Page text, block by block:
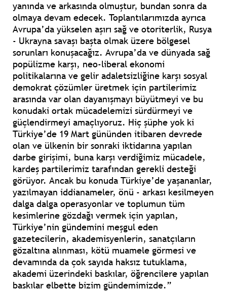
yanında ve arkasında olmuştur, bundan sonra da
olmaya devam edecek. Toplantılarımızda ayrıca
Avrupa’da yükselen aşırı sağ ve otoriterlik, Rusya
- Ukrayna savaşı başta olmak üzere bölgesel
sorunları konuşacağız. Avrupa’da ve dünyada sağ
popülizme karşı, neo-liberal ekonomi
politikalarına ve gelir adaletsizliğine karşı sosyal
demokrat çözümler üretmek için partilerimiz
arasında var olan dayanışmayı büyütmeyi ve bu
konudaki ortak mücadelemizi sürdürmeyi ve
güçlendirmeyi amaçlıyoruz. Hiç şüphe yok ki
Türkiye’de 19 Mart gününden itibaren devrede
olan ve ülkenin bir sonraki iktidarına yapılan
darbe girişimi, buna karşı verdiğimiz mücadele,
kardeş partilerimiz tarafından gerekli desteği
görüyor. Ancak bu konuda Türkiye’de yaşananlar,
yazılmayan iddianameler, önü - arkası kesilmeyen
dalga dalga operasyonlar ve toplumun tüm
kesimlerine gözdağı vermek için yapılan,
Türkiye’nin gündemini meşgul eden
gazetecilerin, akademisyenlerin, sanatçıların
gözaltına alınması, kötü muamele görmesi ve
devamında da çok sayıda haksız tutuklama,
akademi üzerindeki baskılar, öğrencilere yapılan
baskılar elbette bizim gündemimizde.”